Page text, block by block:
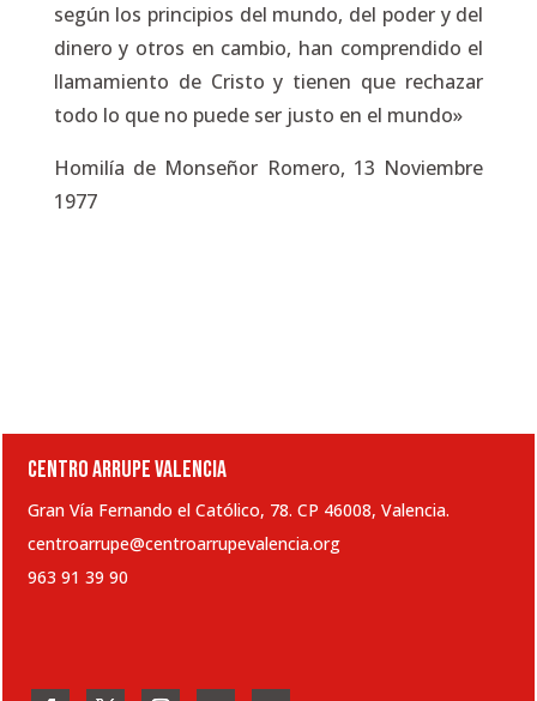
según los principios del mundo, del poder y del
dinero y otros en cambio, han comprendido el
llamamiento de Cristo y tienen que rechazar
todo lo que no puede ser justo en el mundo»
Homilía de Monseñor Romero, 13 Noviembre
1977
CENTRO ARRUPE VALENCIA
Gran Vía Fernando el Católico, 78. CP 46008, Valencia.
centroarrupe@centroarrupevalencia.org
963 91 39 90